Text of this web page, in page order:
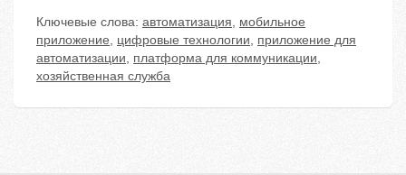
Ключевые слова: автоматизация, мобильное
приложение, цифровые технологии, приложение для
автоматизации, платформа для коммуникации,
хозяйственная служба